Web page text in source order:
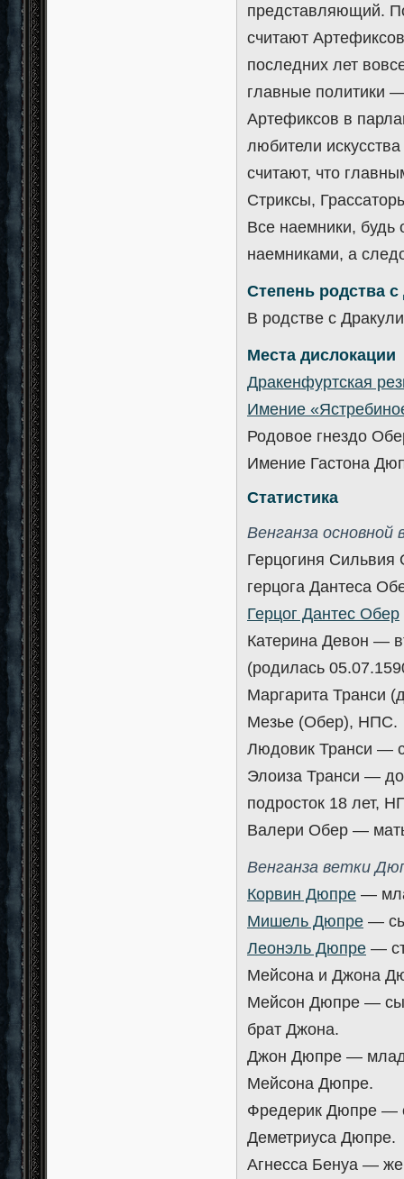
представляющий.
считают
последних лет
главные политики
Артефиксов в
любители
считают, что
Стриксы,
Все наемники, будь
наемниками, а
Степень родства
В родстве с
Места дислокации
Дракенфуртская
Имение
Родовое гнездо
Имение Гастона
Статистика
Венганза
Герцогиня Сильвия
герцога Дантеса
Герцог Дантес Обер
Катерина Девон —
(родилась
Маргарита Транси
Мезье (Обер), НПС.
Людовик Транси —
Элоиза Транси —
подросток 18 лет,
Валери Обер —
Венганза ветки
Корвин Дюпре —
Мишель Дюпре —
Леонэль Дюпре —
Мейсона и Джона
Мейсон Дюпре —
брат Джона.
Джон Дюпре —
Мейсона Дюпре.
Фредерик Дюпре —
Деметриуса Дюпре.
Агнесса Бенуа —